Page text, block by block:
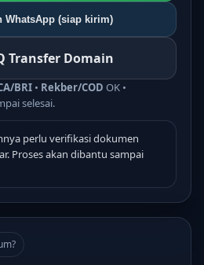
WhatsApp (siap kirim)
Transfer Domain
BRI • Rekber/COD OK •
selesai.
perlu verifikasi dokumen
Proses akan dibantu sampai